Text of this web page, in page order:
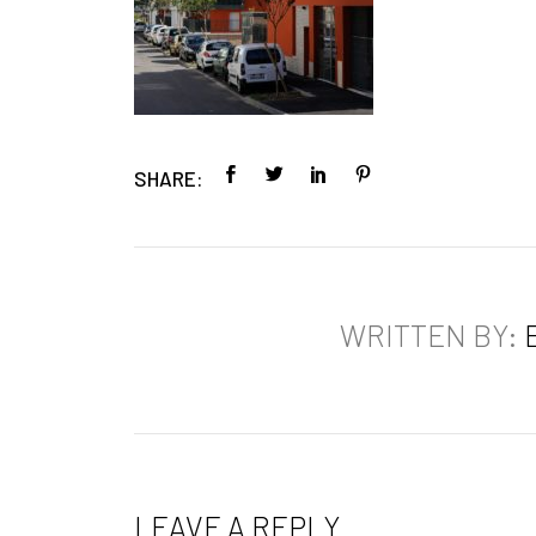
SHARE:
WRITTEN BY:
LEAVE A REPLY